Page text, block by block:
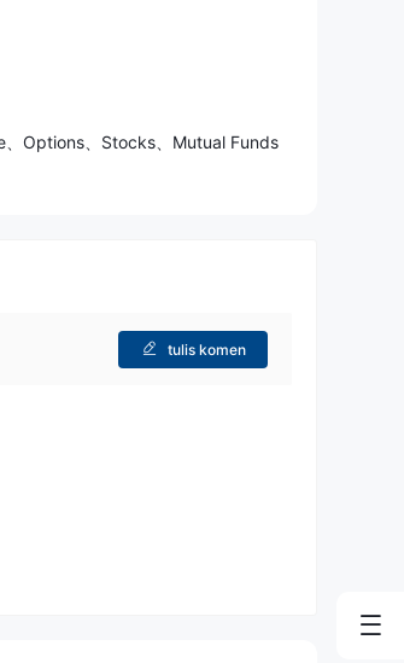
Options、Stocks、Mutual Funds
tulis komen